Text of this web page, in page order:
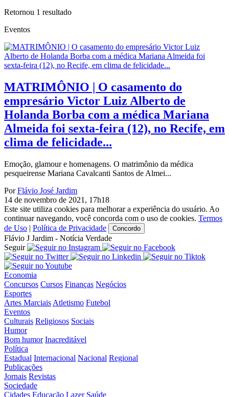
Retornou 1 resultado
Eventos
MATRIMÔNIO | O casamento do
empresário Victor Luiz Alberto de
Holanda Borba com a médica Mariana
Almeida foi sexta-feira (12), no Recife, em
clima de felicidade...
Emoção, glamour e homenagens. O matrimônio da médica
pesqueirense Mariana Cavalcanti Santos de Almei...
PorFlávio José Jardim
14 de novembro de 2021, 17h18
Este site utiliza cookies para melhorar a experiência do usuário. Ao
continuar navegando, você concorda com o uso de cookies. Termos
de Uso | Política de Privacidade Concordo
Flávio J Jardim - Notícia Verdade
Seguir
Economia
Concursos Cursos Finanças Negócios
Esportes
Artes Marciais Atletismo Futebol
Eventos
Culturais Religiosos Sociais
Humor
Bom humor Inacreditável
Política
Estadual Internacional Nacional Regional
Publicações
Jornais Revistas
Sociedade
Cidades Educação Lazer Saúde